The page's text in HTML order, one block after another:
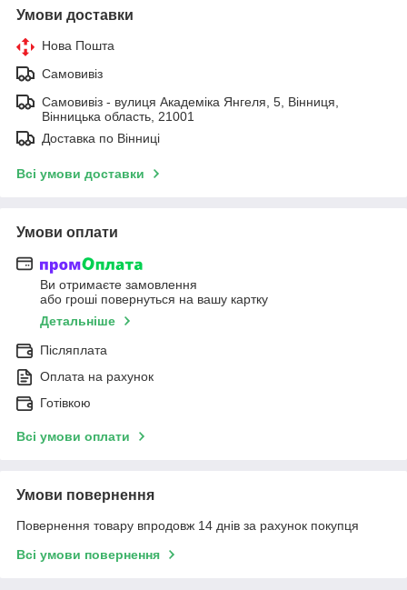
Умови доставки
Нова Пошта
Самовивіз
Самовивіз - вулиця Академіка Янгеля, 5, Вінниця,
Вінницька область, 21001
Доставка по Вінниці
Всі умови доставки
Умови оплати
Ви отримаєте замовлення
або гроші повернуться на вашу картку
Детальніше
Післяплата
Оплата на рахунок
Готівкою
Всі умови оплати
Умови повернення
Повернення товару впродовж 14 днів за рахунок покупця
Всі умови повернення